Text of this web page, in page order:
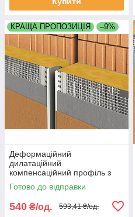
КРАЩА ПРОПОЗИЦІЯ –9%
Деформаційний
дилатаційний
компенсаційний профіль з
сіткою VERTEX прямий E-
Form довжина 2,0 метра
Готово до відправки
540 ₴/од. 593,41 ₴/од.